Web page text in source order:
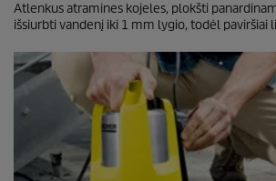
Atlenkus atramines kojeles, plokšti
išsiurbti vandenį iki 1 mm lygio, todėl paviršiai